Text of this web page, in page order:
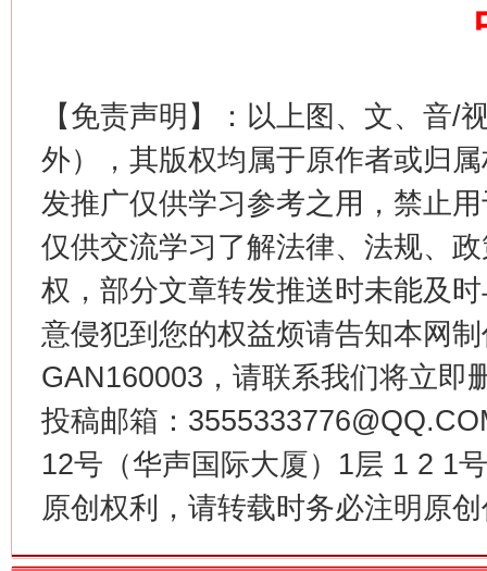
【免责声明】：以上图、文、音/
外），其版权均属于原作者或归
发推广仅供学习参考之用，禁止
仅供交流学习了解法律、法规、
权，部分文章转发推送时未能及
意侵犯到您的权益烦请告知本网
GAN160003，请联系我们将立即
投稿邮箱：
12号（华声国际大厦）1层 1 2 1
原创权利，请转载时务必注明原
魏明亮